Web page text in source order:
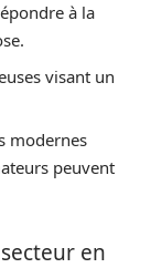
à la
visant un
modernes
peuvent
en